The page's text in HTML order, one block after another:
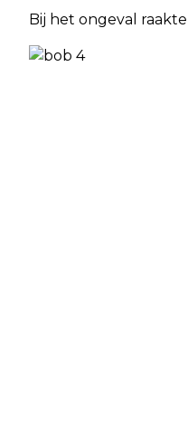
Bij het ongeval